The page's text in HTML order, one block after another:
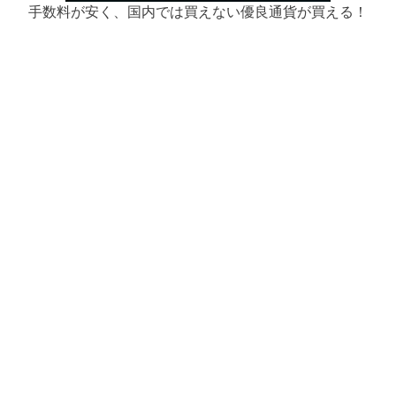
手数料が安く、国内では買えない優良通貨が買える！